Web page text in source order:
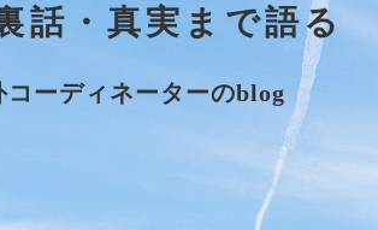
話・真実まで語る
コーディネーターのblog